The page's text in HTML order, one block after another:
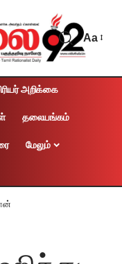
Aa
அறிக்கை
தலையங்கம்
மேலும்